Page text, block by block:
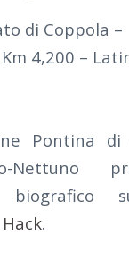
di Coppola –
4,200 –
Pontina
Nettuno
.